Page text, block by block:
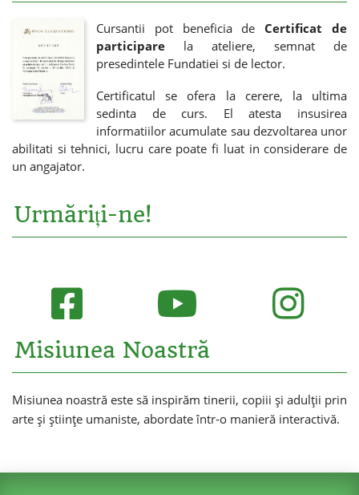
Cursantii pot beneficia de Certificat de
participare la ateliere, semnat de
presedintele Fundatiei si de lector.
Certificatul se ofera la cerere, la ultima
sedinta de curs. El atesta insusirea
informatiilor acumulate sau dezvoltarea unor
abilitati si tehnici, lucru care poate fi luat in considerare de
un angajator.
Urmăriți-ne!
Misiunea Noastră
Misiunea noastră este să inspirăm tinerii, copiii și adulții prin
arte și științe umaniste, abordate într-o manieră interactivă.